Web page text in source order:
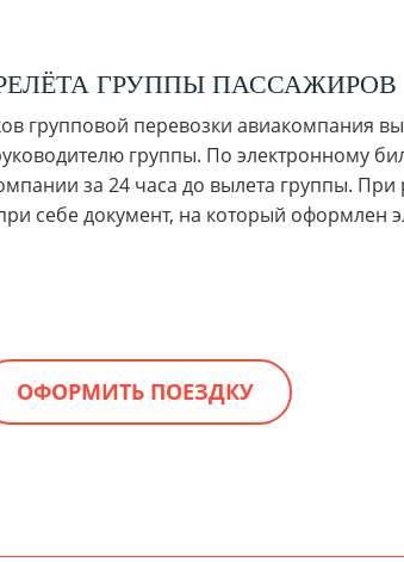
ГРУППЫ ПАССАЖИРОВ
групповой перевозки авиакомпания
группы. По электронному
за 24 часа до вылета группы. При
себе документ, на который оформлен
ОФОРМИТЬ ПОЕЗДКУ